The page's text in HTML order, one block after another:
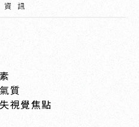
訊
質
視覺焦點